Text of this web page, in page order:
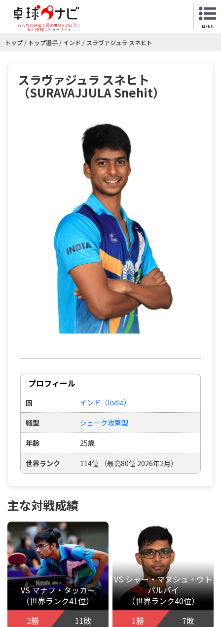
みんなの評価で最適用具を選ぼう！
NO.1卓球レビューサイト
MENU
トップ / トップ選手 / インド / スラヴァジュラ スネヒト
スラヴァジュラ スネヒト
（SURAVAJJULA Snehit）
プロフィール
国 インド（India）
戦型 シェーク攻撃型
年齢 25歳
世界ランク 114位 （最高80位 2026年2月）
主な対戦成績
VS マナフ・タッカー
（世界ランク41位）
2勝
11敗
VS シャー・マヌシュ・ウト
パルバイ
（世界ランク40位）
1勝
7敗